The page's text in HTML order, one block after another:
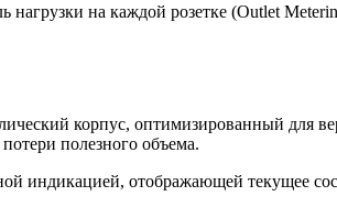
нагрузки на каждой розетке (Outlet
корпус, оптимизированный для
полезного объема.
индикацией, отображающей текущее